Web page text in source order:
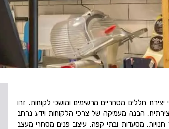
חללים מסחריים מרשימים ומושכי לקוחות. זהו
הבנה מעמיקה של צרכי הלקוחות וידע נרחב
מסעדות ובתי קפה, עיצוב פנים מסחרי מעצב